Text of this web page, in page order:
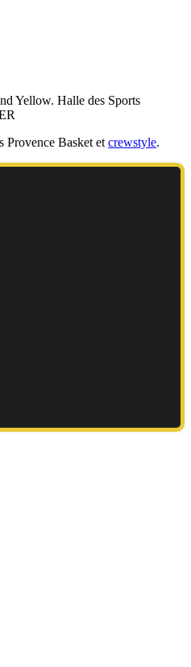
Yellow. Halle des Sports
Provence Basket et crewstyle.